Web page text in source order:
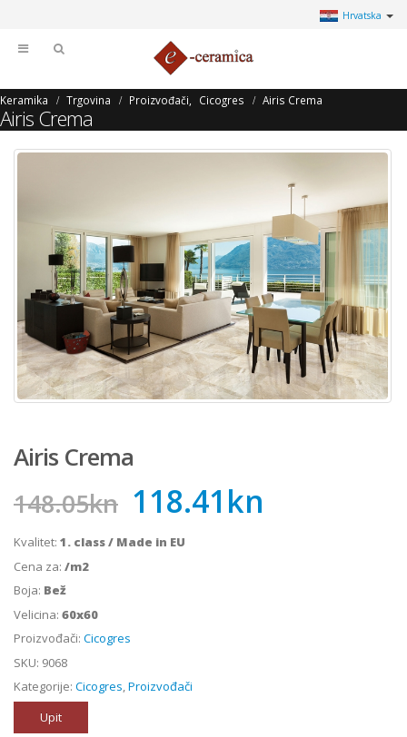
Hrvatska
Keramika Trgovina Proizvođači Cicogres Airis Crema
Airis Crema
Airis Crema
148.05kn 118.41kn
Kvalitet: 1. class / Made in EU
Cena za: /m2
Boja: Bež
Velicina: 60x60
Proizvođači: Cicogres
SKU: 9068
Kategorije: Cicogres,Proizvođači
Upit